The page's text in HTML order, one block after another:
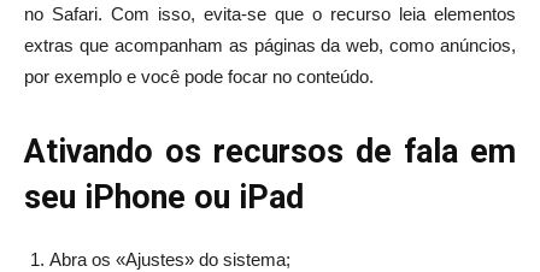
no Safari. Com isso, evita-se que o recurso leia elementos
extras que acompanham as páginas da web, como anúncios,
por exemplo e você pode focar no conteúdo.
Ativando os recursos de fala em
seu iPhone ou iPad
Abra os «Ajustes» do sistema;